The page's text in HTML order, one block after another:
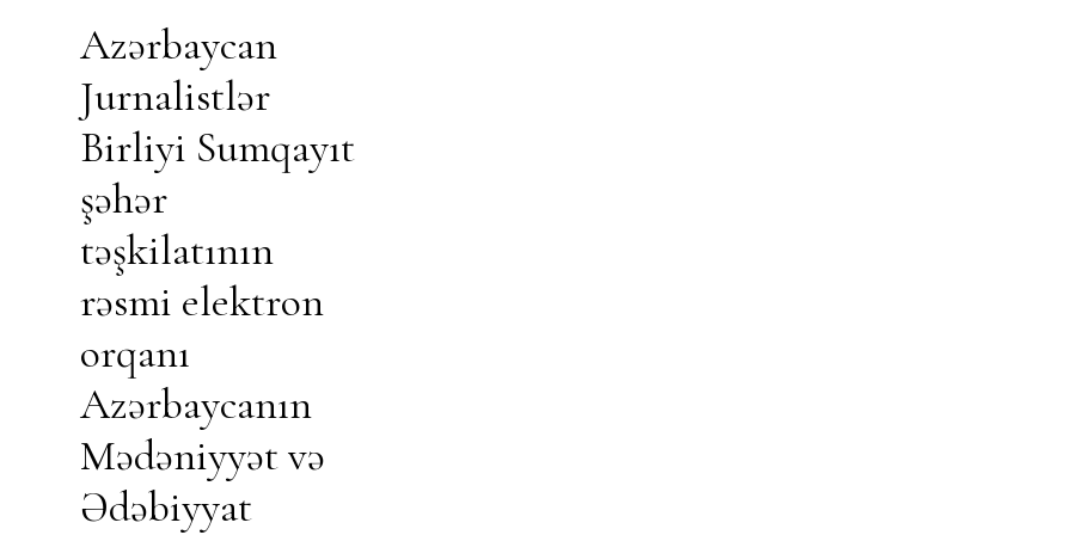
Azərbaycan
Jurnalistlər
Birliyi Sumqayıt
şəhər
təşkilatının
rəsmi elektron
orqanı
Azərbaycanın
Mədəniyyət və
Ədəbiyyat